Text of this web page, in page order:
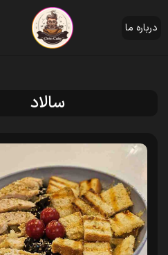
درباره ما
سالاد